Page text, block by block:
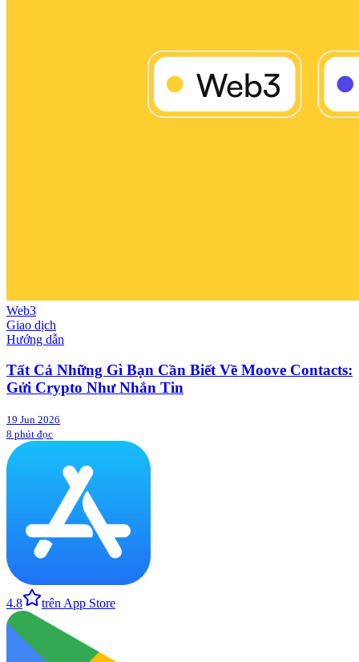
Web3
Giao dịch
Hướng dẫn
Tất Cả Những Gì Bạn Cần Biết Về Moove Contacts:
Gửi Crypto Như Nhắn Tin
19 Jun 2026
8 phút đọc
4.8 trên App Store